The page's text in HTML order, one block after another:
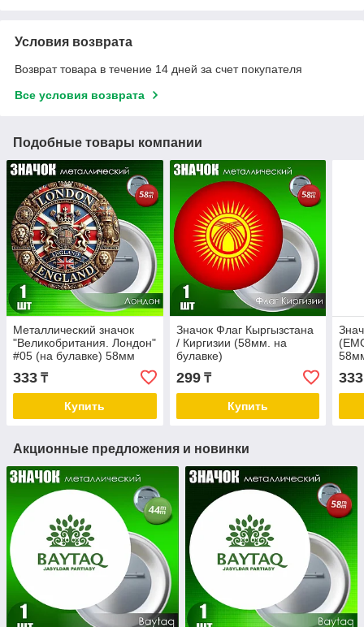
Условия возврата
Возврат товара в течение 14 дней за счет покупателя
Все условия возврата
Подобные товары компании
Металлический значок
"Великобритания. Лондон"
#05 (на булавке) 58мм
333 ₸
Купить
Значок Флаг Кыргызстана
/ Киргизии (58мм. на
булавке)
299₸
Купить
333
Акционные предложения и новинки